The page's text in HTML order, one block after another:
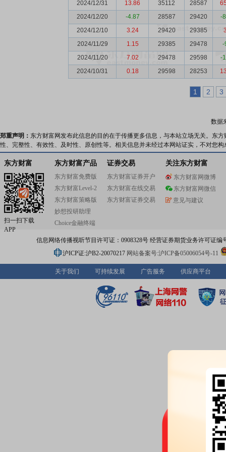
2024/12/31
13.86 35112 28587
2024/12/20
-4.87 28587 29420
-
2024/12/10
3.24 29420 29385
2024/11/29
1.15 29385 29478
-
2024/11/20
7.02 29478 29598
-
2024/10/31
0.18 29598 28253
1 2 3
数据
郑重声明： 东方财富网发布此信息的目的在于传播更多信息，与本站立场无关。东
性、完整性、有效性、及时性、原创性等。相关信息并未经过本网站证实，不对您
东方财富
扫一扫下载
APP
东方财富产品
东方财富免费版
东方财富Level-2
东方财富策略版
妙想投研助理
Choice金融终端
证券交易
东方财富证券开户
东方财富在线交易
东方财富证券交易
关注东方财富
东方财富网微博
东方财富网微信
意见与建议
信息网络传播视听节目许可证：0908328号 经营证券期货业务许可证编
沪ICP证:沪B2-20070217 网站备案号:沪ICP备05006054号-11
关于我们 可持续发展 广告服务 供应商平台